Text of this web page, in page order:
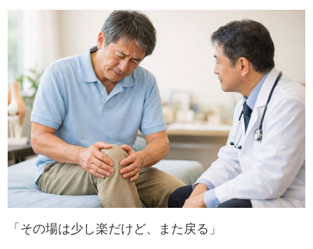
「その場は少し楽だけど、また戻る」